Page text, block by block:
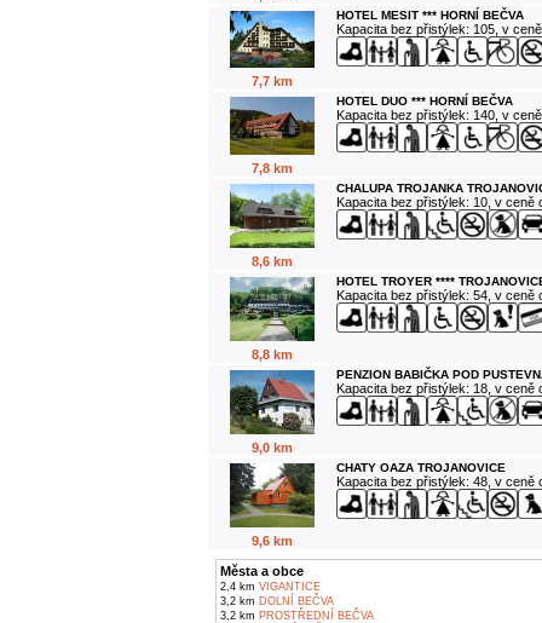
7,7 km
HOTEL MESIT *** HORNÍ BEČVA
Kapacita bez přistýlek: 105, v
7,8 km
HOTEL DUO *** HORNÍ BEČVA
Kapacita bez přistýlek: 140, v
8,6 km
CHALUPA TROJANKA
Kapacita bez přistýlek: 10, v ceně
8,8 km
HOTEL TROYER ****
Kapacita bez přistýlek: 54, v ceně
9,0 km
PENZION BABIČKA POD
Kapacita bez přistýlek: 18, v ceně
9,6 km
CHATY OAZA TROJANOVICE
Kapacita bez přistýlek: 48, v ceně
Města a obce
2,4 km VIGANTICE
3,2 km DOLNÍ BEČVA
3,2 km PROSTŘEDNÍ BEČVA